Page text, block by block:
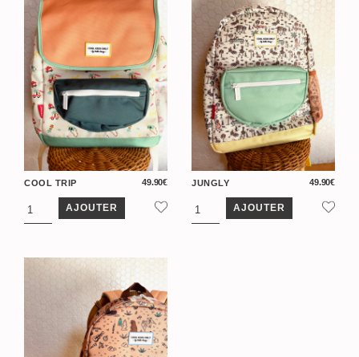
COOL TRIP 49.90€
AJOUTER
JUNGLY 49.90€
AJOUTER